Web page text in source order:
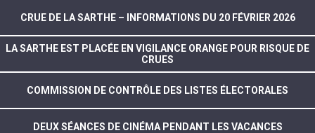
CRUE DE LA SARTHE – INFORMATIONS DU 20 FÉVRIER 2026
LA SARTHE EST PLACÉE EN VIGILANCE ORANGE POUR RISQUE DE
CRUES
COMMISSION DE CONTRÔLE DES LISTES ÉLECTORALES
DEUX SÉANCES DE CINÉMA PENDANT LES VACANCES